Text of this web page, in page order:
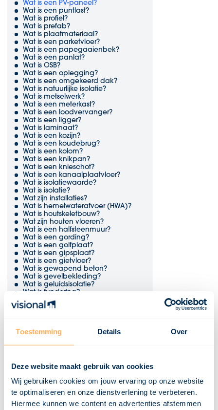
Toestemming Details Over
Deze website maakt gebruik van cookies
Wij gebruiken cookies om jouw ervaring op onze website
te optimaliseren en onze dienstverlening te verbeteren.
Hiermee kunnen we content en advertenties afstemmen
Wat is een PV-paneel?
Wat is een puntlast?
Wat is profiel?
Wat is prefab?
Wat is plaatmateriaal?
Wat is een parketvloer?
Wat is een papegaaienbek?
Wat is een panlat?
Wat is OSB?
Wat is een oplegging?
Wat is een omgekeerd dak?
Wat is natuurlijke isolatie?
Wat is metselwerk?
Wat is een meterkast?
Wat is een loodvervanger?
Wat is een ligger?
Wat is laminaat?
Wat is een kozijn?
Wat is een koudebrug?
Wat is een kolom?
Wat is een knikpan?
Wat is een knieschot?
Wat is een kanaalplaatvloer?
Wat is isolatiewaarde?
Wat is isolatie?
Wat zijn installaties?
Wat is hemelwaterafvoer (HWA)?
Wat is houtskeletbouw?
Wat zijn houten vloeren?
Wat is een halfsteenmuur?
Wat is een gording?
Wat is een golfplaat?
Wat is een gipsplaat?
Wat is een gietvloer?
Wat is gewapend beton?
Wat is gevelbekleding?
Wat is geluidsisolatie?
Wat is fundering?
Wat is EPDM?
Wat is een duurzaamheidsklasse?
Wat is draagvermogen?
Wat is een damwand?
Wat is een dakopstand?
Wat is een dakgoot?
Wat is een dakbeschot?
Wat is dakbedekking?
Wat is een dagkant?
Wat is een CV ketel?